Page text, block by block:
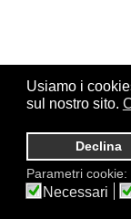
Usiamo i
sul nostro sito.
Declina
Parametri cookie:
Necessari